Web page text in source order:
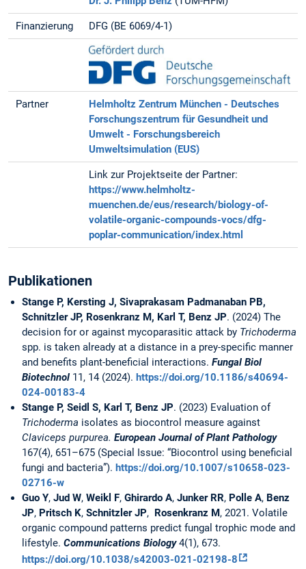
Finanzierung DFG (BE 6069/4-1)
Partner
Helmholtz Zentrum München - Deutsches
Forschungszentrum für Gesundheit und
Umwelt - Forschungsbereich
Umweltsimulation (EUS)
Link zur Projektseite der Partner:
https://www.helmholtz-
muenchen.de/eus/research/biology-of-
volatile-organic-compounds-vocs/dfg-
poplar-communication/index.html
Publikationen
Stange P, Kersting J, Sivaprakasam Padmanaban PB,
Schnitzler JP, Rosenkranz M, Karl T, Benz JP. (2024) The
decision for or against mycoparasitic attack by Trichoderma
spp. is taken already at a distance in a prey-specific manner
and benefits plant-beneficial interactions. Fungal Biol
Biotechnol 11, 14 (2024). https://doi.org/10.1186/s40694-
024-00183-4
Stange P, Seidl S, Karl T, Benz JP. (2023) Evaluation of
Trichoderma isolates as biocontrol measure against
Claviceps purpurea. European Journal of Plant Pathology
167(4), 651–675 (Special Issue: “Biocontrol using beneficial
fungi and bacteria”). https://doi.org/10.1007/s10658-023-
02716-w
Guo Y, Jud W, Weikl F, Ghirardo A, Junker RR, Polle A, Benz
JP, Pritsch K, Schnitzler JP, Rosenkranz M, 2021. Volatile
organic compound patterns predict fungal trophic mode and
lifestyle. Communications Biology4(1), 673.
https://doi.org/10.1038/s42003-021-02198-8